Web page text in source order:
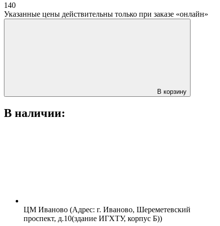
140
Указанные цены действительны только при заказе «онлайн»
В корзину
В наличии:
ЦМ Иваново (Адрес: г. Иваново, Шереметевский
проспект, д.10(здание ИГХТУ, корпус Б))